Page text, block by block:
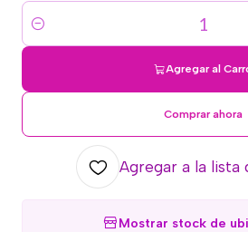
Cantidad
Agregar al
Comprar ahora
Agregar a la lista
Mostrar stock de